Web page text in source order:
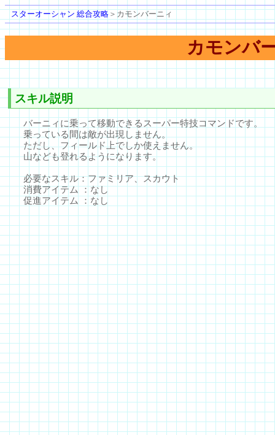
スターオーシャン 総合攻略 ＞カモンバーニィ
カモンバ
スキル説明
バーニィに乗って移動できるスーパー特技コマンドです。
乗っている間は敵が出現しません。
ただし、フィールド上でしか使えません。
山なども登れるようになります。
必要なスキル：ファミリア、スカウト
消費アイテム ：なし
促進アイテム ：なし